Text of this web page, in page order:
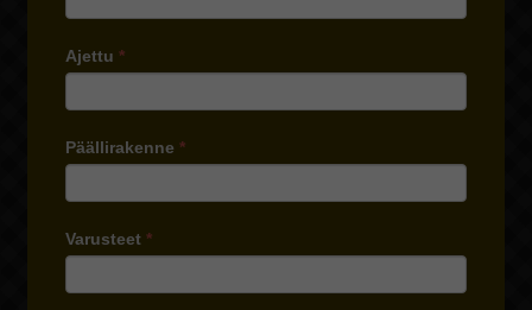
Ajettu *
Päällirakenne *
Varusteet *